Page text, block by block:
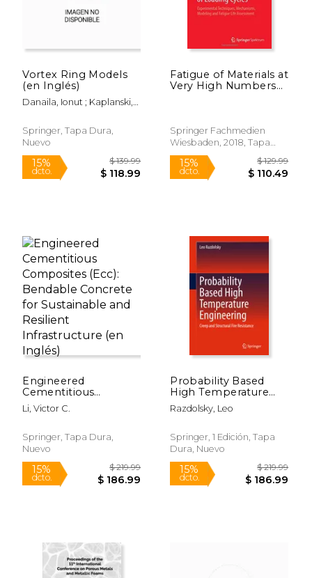
50%
dcto. $ 381.88
15%
dcto. $
15% $ 329.99 15%
Vortex Ring Models
(en Inglés)
Danaila, Ionut ; Kaplanski,
Springer, Tapa Dura,
Nuevo
Fatigue of Materials at
Very High Numbers
Mechanisms,
Modeling and Fatigue
Inglés)
Springer Fachmedien
Wiesbaden, 2018, Tapa
Dura, Nuevo
Engineered
Cementitious
Composites (Ecc):
Bendable Concrete
Resilient
Infrastructure (en
Li, Victor C.
Springer, Tapa Dura,
Nuevo
Probability Based
High Temperature
Engineering: Creep
and Structural Fire
Razdolsky, Leo
Springer, 1 Edición, Tapa
Dura, Nuevo